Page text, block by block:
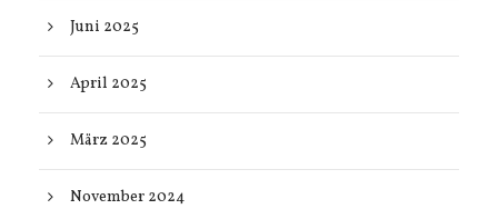
Juni 2025
April 2025
März 2025
November 2024